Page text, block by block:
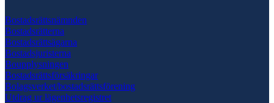
Bostadsrättsnämnden
Bostadsrätterna
Bostadsrättsägarna
Bostadsjuristerna
Boupplysningen
Bostadsrättsförsäkringar
Bolagsverket/bostadsrättsförening
Utdrag ur lägenhetsregistret